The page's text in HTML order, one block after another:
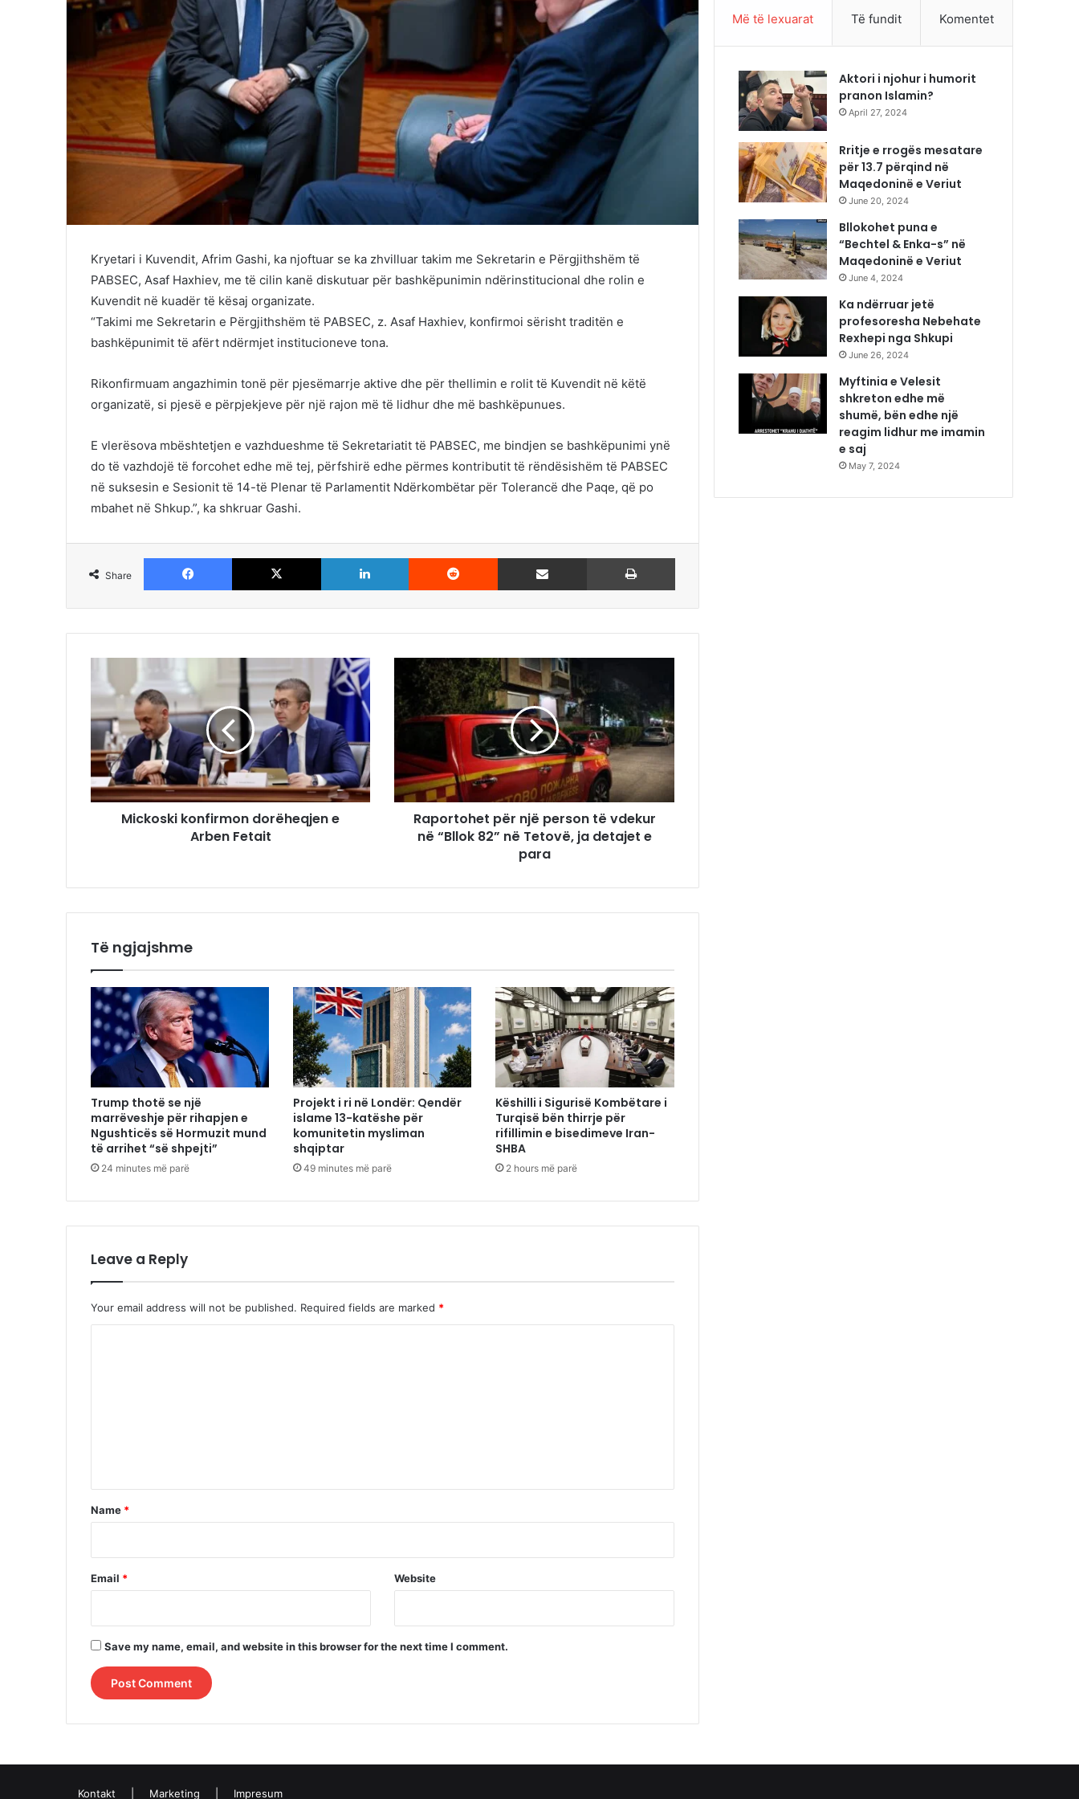
Kryetari i Kuvendit, Afrim Gashi, ka njoftuar se ka zhvilluar takim me Sekretarin e Përgjithshëm të
PABSEC, Asaf Haxhiev, me të cilin kanë diskutuar për bashkëpunimin ndërinstitucional dhe rolin e
Kuvendit në kuadër të kësaj organizate.
“Takimi me Sekretarin e Përgjithshëm të PABSEC, z. Asaf Haxhiev, konfirmoi sërisht traditën e
bashkëpunimit të afërt ndërmjet institucioneve tona.
Rikonfirmuam angazhimin tonë për pjesëmarrje aktive dhe për thellimin e rolit të Kuvendit në këtë
organizatë, si pjesë e përpjekjeve për një rajon më të lidhur dhe më bashkëpunues.
E vlerësova mbështetjen e vazhdueshme të Sekretariatit të PABSEC, me bindjen se bashkëpunimi ynë
do të vazhdojë të forcohet edhe më tej, përfshirë edhe përmes kontributit të rëndësishëm të PABSEC
në suksesin e Sesionit të 14-të Plenar të Parlamentit Ndërkombëtar për Tolerancë dhe Paqe, që po
mbahet në Shkup.”, ka shkruar Gashi.
Share
Facebook X LinkedIn Reddit Share via Email
Mickoski konfirmon dorëheqjen e
Arben Fetait
Raportohet për një person të vdekur
në “Bllok 82” në Tetovë, ja detajet e
para
Të ngjajshme
Trump thotë se një
marrëveshje për rihapjen e
Ngushticës së Hormuzit mund
të arrihet “së shpejti”
24 minutes më parë
Projekt i ri në Londër: Qendër
islame 13-katëshe për
komunitetin mysliman
shqiptar
49 minutes më parë
Këshilli i Sigurisë Kombëtare i
Turqisë bën thirrje për
rifillimin e bisedimeve Iran-
SHBA
2 hours më parë
Leave a Reply
Your email address will not be published. Required fields are marked *
*
Name *
Email * Website
Save my name, email, and website in this browser for the next time I comment.
Më të lexuarat Të fundit Komentet
Aktori i njohur i humorit
pranon Islamin?
April 27, 2024
Rritje e rrogës mesatare
për 13.7 përqind në
Maqedoninë e Veriut
June 20, 2024
Bllokohet puna e
“Bechtel & Enka-s” në
Maqedoninë e Veriut
June 4, 2024
Ka ndërruar jetë
profesoresha Nebehate
Rexhepi nga Shkupi
June 26, 2024
Myftinia e Velesit
shkreton edhe më
shumë, bën edhe një
reagim lidhur me imamin
e saj
May 7, 2024
Kontakt Marketing Impresum